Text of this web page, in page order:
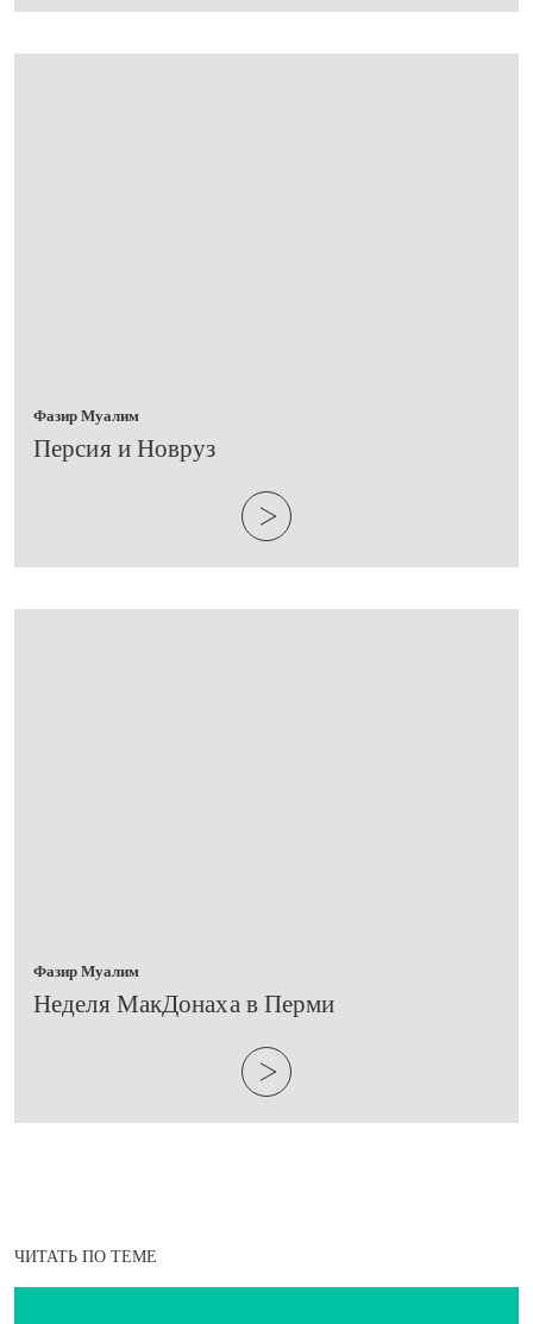
Фазир Муалим
​Персия и Новруз
Фазир Муалим
​Неделя МакДонаха в Перми
ЧИТАТЬ ПО ТЕМЕ